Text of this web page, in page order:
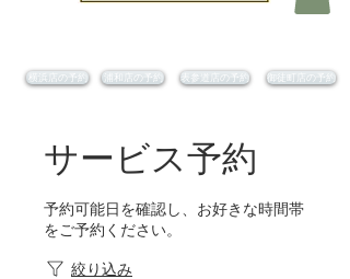
横浜店の予約 浦和店の予約 表参道店の予約 御徒町店の予約
サービス予約
予約可能日を確認し、お好きな時間帯
をご予約ください。
絞り込み